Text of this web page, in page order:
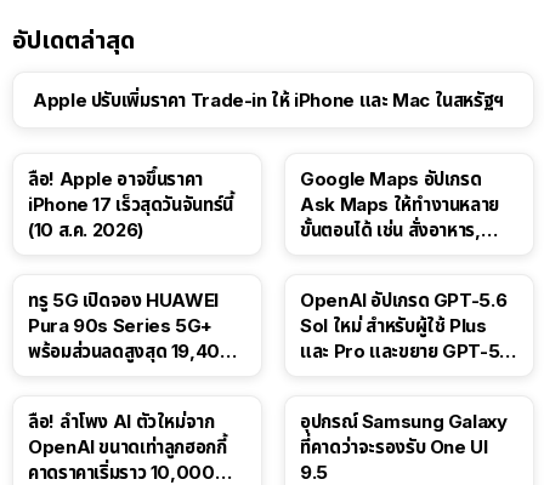
อัปเดตล่าสุด
Apple ปรับเพิ่มราคา Trade-in ให้ iPhone และ Mac ในสหรัฐฯ
ลือ! Apple อาจขึ้นราคา
iPhone 17 เร็วสุดวันจันทร์นี้
(10 ส.ค. 2026)
Google Maps อัปเกรด
Ask Maps ให้ทำงานหลาย
ขั้นตอนได้ เช่น สั่งอาหาร,
ทรู 5G เปิดจอง HUAWEI
Pura 90s Series 5G+
พร้อมส่วนลดสูงสุด 19,400
OpenAI อัปเกรด GPT-5.6
Sol ใหม่ สำหรับผู้ใช้ Plus
และ Pro และขยาย GPT-5.6
ลือ! ลำโพง AI ตัวใหม่จาก
OpenAI ขนาดเท่าลูกฮอกกี้
คาดราคาเริ่มราว 10,000
อุปกรณ์ Samsung Galaxy
ที่คาดว่าจะรองรับ One UI
9.5